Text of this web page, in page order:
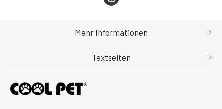
Mehr Informationen
Textseiten